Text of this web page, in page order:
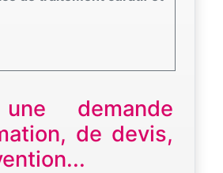
demande
de devis,